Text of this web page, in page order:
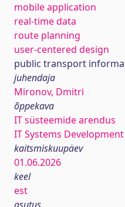
mobile application
real-time data
route planning
user-centered design
public transport
juhendaja
Mironov, Dmitri
õppekava
IT süsteemide arendus
IT Systems Development
kaitsmiskuupäev
01.06.2026
keel
est